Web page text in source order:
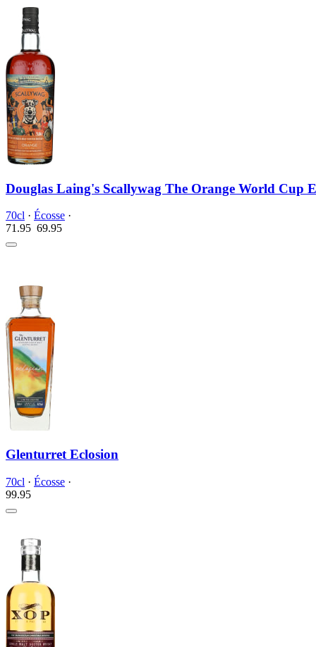
Douglas Laing's Scallywag The Orange World Cup
70cl · Écosse ·
71.95 69.95
Glenturret Eclosion
70cl · Écosse ·
99.95